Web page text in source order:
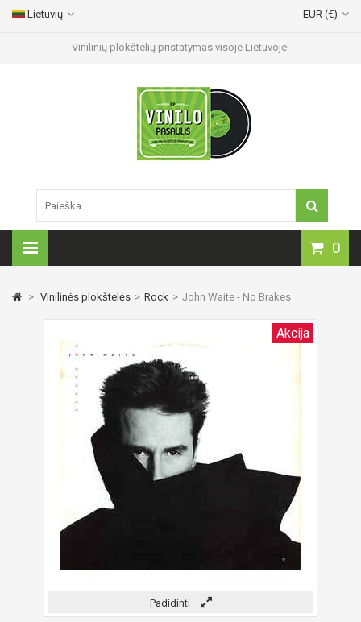
Vinilinių plokštelių pristatymas visoje Lietuvoje!
EUR (€)
Lietuvių
0
> Vinilinės plokštelės > Rock > John Waite - No Brakes
Akcija
Padidinti